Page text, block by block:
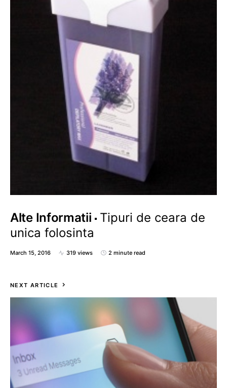
Alte Informatii
Tipuri de ceara de
unica folosinta
March 15, 2016 319 views 2 minute read
NEXT ARTICLE